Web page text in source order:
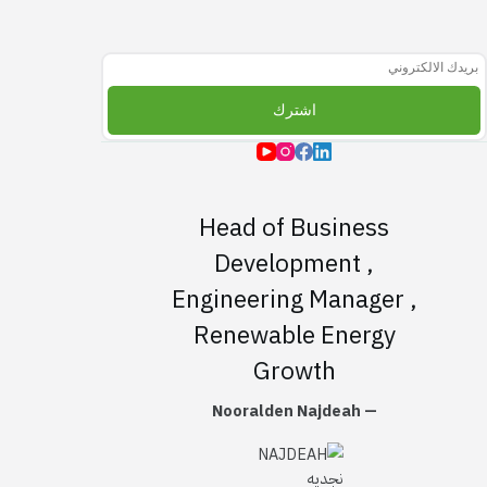
اشترك بالقائمة البريديه
اشترك
Head of Business
Development ,
Engineering Manager ,